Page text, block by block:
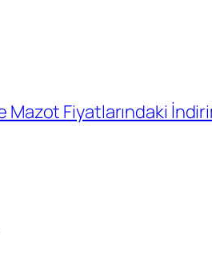
Mazot Fiyatlarındaki